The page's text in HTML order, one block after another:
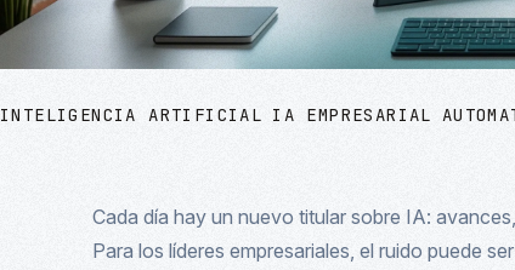
INTELIGENCIA ARTIFICIAL IA EMPRESARIAL
Cada día hay un nuevo titular sobre IA:
Para los líderes empresariales, el ruido puede